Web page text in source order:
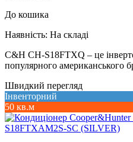
До кошика
Наявність: На складі
C&H CH-S18FTXQ – це
популярного американського
Швидкий перегляд
Інвенторний
50 кв.м